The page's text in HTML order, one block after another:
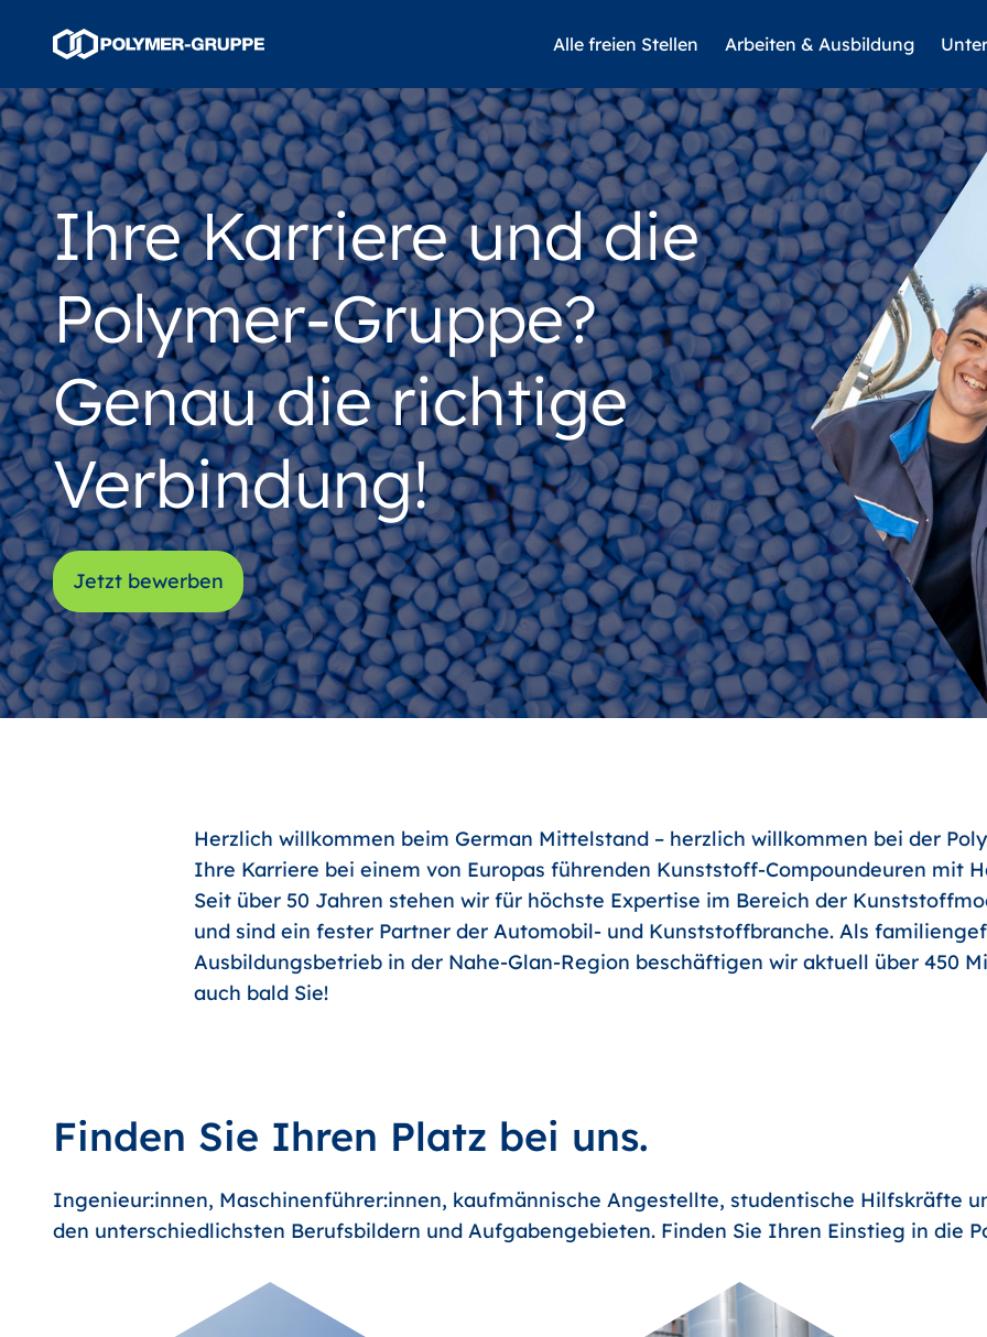
Alle freien Stellen Arbeiten & Ausbildung
Ihre Karriere und die
Polymer-Gruppe?
Genau die richtige
Verbindung!
Jetzt bewerben
Herzlich willkommen beim German Mittelstand – herzlich willkommen bei der
Ihre Karriere bei einem von Europas führenden Kunststoff-Compoundeuren mit
Seit über 50 Jahren stehen wir für höchste Expertise im Bereich der
und sind ein fester Partner der Automobil- und Kunststoffbranche. Als
Ausbildungsbetrieb in der Nahe-Glan-Region beschäftigen wir aktuell über 450
auch bald Sie!
Finden Sie Ihren Platz bei uns.
Ingenieur:innen, Maschinenführer:innen, kaufmännische Angestellte, studentische Hilfskräfte
den unterschiedlichsten Berufsbildern und Aufgabengebieten. Finden Sie Ihren Einstieg in die